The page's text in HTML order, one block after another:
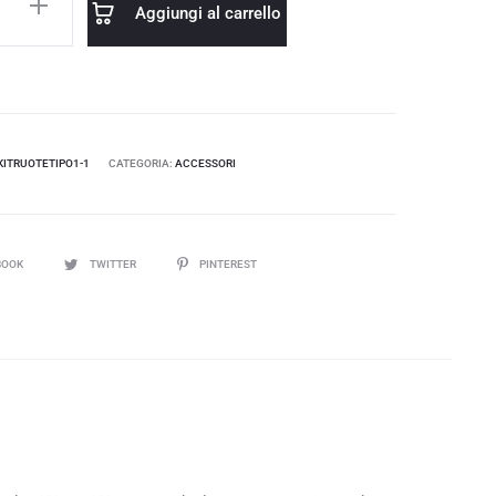
Aggiungi al carrello
1 CATEGORIA: ACCESSORI
TWITTER PINTEREST